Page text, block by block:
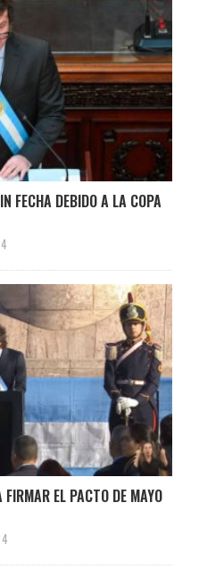
FECHA DEBIDO A LA COPA
EL PACTO DE MAYO